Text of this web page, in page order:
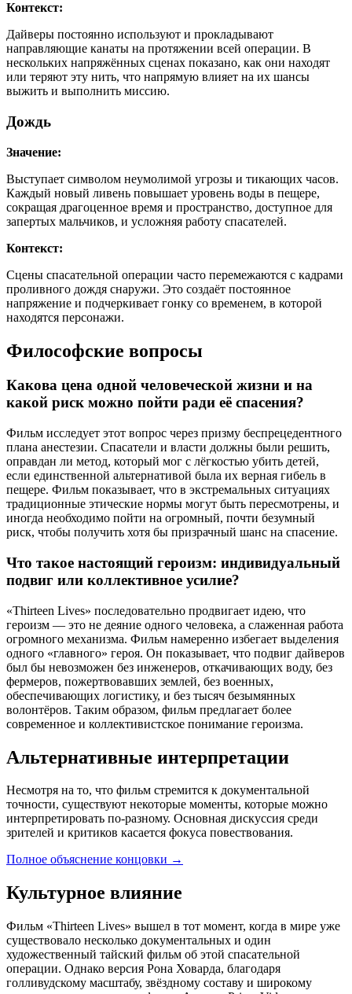
Контекст:
Дайверы постоянно используют и прокладывают
направляющие канаты на протяжении всей операции. В
нескольких напряжённых сценах показано, как они находят
или теряют эту нить, что напрямую влияет на их шансы
выжить и выполнить миссию.
Дождь
Значение:
Выступает символом неумолимой угрозы и тикающих часов.
Каждый новый ливень повышает уровень воды в пещере,
сокращая драгоценное время и пространство, доступное для
запертых мальчиков, и усложняя работу спасателей.
Контекст:
Сцены спасательной операции часто перемежаются с кадрами
проливного дождя снаружи. Это создаёт постоянное
напряжение и подчеркивает гонку со временем, в которой
находятся персонажи.
Философские вопросы
Какова цена одной человеческой жизни и на
какой риск можно пойти ради её спасения?
Фильм исследует этот вопрос через призму беспрецедентного
плана анестезии. Спасатели и власти должны были решить,
оправдан ли метод, который мог с лёгкостью убить детей,
если единственной альтернативой была их верная гибель в
пещере. Фильм показывает, что в экстремальных ситуациях
традиционные этические нормы могут быть пересмотрены, и
иногда необходимо пойти на огромный, почти безумный
риск, чтобы получить хотя бы призрачный шанс на спасение.
Что такое настоящий героизм: индивидуальный
подвиг или коллективное усилие?
«Thirteen Lives» последовательно продвигает идею, что
героизм — это не деяние одного человека, а слаженная работа
огромного механизма. Фильм намеренно избегает выделения
одного «главного» героя. Он показывает, что подвиг дайверов
был бы невозможен без инженеров, откачивающих воду, без
фермеров, пожертвовавших землей, без военных,
обеспечивающих логистику, и без тысяч безымянных
волонтёров. Таким образом, фильм предлагает более
современное и коллективистское понимание героизма.
Альтернативные интерпретации
Несмотря на то, что фильм стремится к документальной
точности, существуют некоторые моменты, которые можно
интерпретировать по-разному. Основная дискуссия среди
зрителей и критиков касается фокуса повествования.
Полное объяснение концовки →
Культурное влияние
Фильм «Thirteen Lives» вышел в тот момент, когда в мире уже
существовало несколько документальных и один
художественный тайский фильм об этой спасательной
операции. Однако версия Рона Ховарда, благодаря
голливудскому масштабу, звёздному составу и широкому